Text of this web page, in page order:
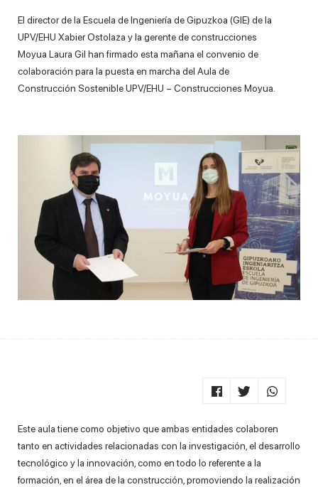
El director de la Escuela de Ingeniería de Gipuzkoa (GIE) de la
UPV/EHU Xabier Ostolaza y la gerente de construcciones
Moyua Laura Gil han firmado esta mañana el convenio de
colaboración para la puesta en marcha del Aula de
Construcción Sostenible UPV/EHU – Construcciones Moyua.
Este aula tiene como objetivo que ambas entidades colaboren
tanto en actividades relacionadas con la investigación, el desarrollo
tecnológico y la innovación, como en todo lo referente a la
formación, en el área de la construcción, promoviendo la realización